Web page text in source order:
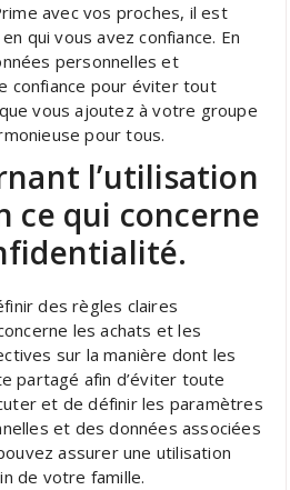
avec vos proches, il est
qui vous avez confiance. En
personnelles et
confiance pour éviter tout
vous ajoutez à votre groupe
pour tous.
l’utilisation
ce qui concerne
des règles claires
les achats et les
sur la manière dont les
partagé afin d’éviter toute
et de définir les paramètres
et des données associées
assurer une utilisation
de votre famille.